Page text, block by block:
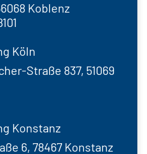
Koblenz
Köln
Straße 837, 51069
Konstanz
6, 78467 Konstanz